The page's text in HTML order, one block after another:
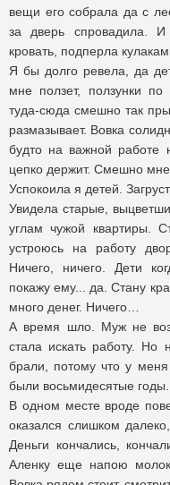
вещи его собрала да с
за дверь спровадила.
кровать, подперла
Я бы долго ревела, да
мне ползет, ползунки по
туда-сюда смешно так
размазывает. Вовка
будто на важной работе
цепко держит. Смешно мне
Успокоила я детей.
Увидела старые,
углам чужой квартиры.
устроюсь на работу
Ничего, ничего. Дети
покажу ему... да. Стану
много денег. Ничего…
А время шло. Муж не
стала искать работу.
брали, потому что у
были восьмидесятые годы.
В одном месте вроде
оказался слишком
Деньги кончались,
Аленку еще напою